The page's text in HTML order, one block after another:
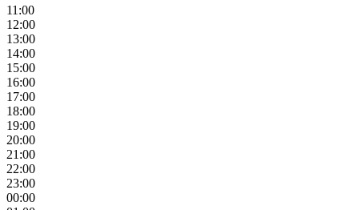
11:00
12:00
13:00
14:00
15:00
16:00
17:00
18:00
19:00
20:00
21:00
22:00
23:00
00:00